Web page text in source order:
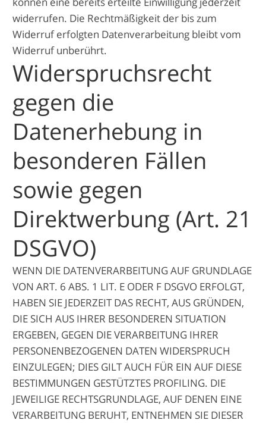
widerrufen. Die Rechtmäßigkeit der bis zum
Widerruf erfolgten Datenverarbeitung bleibt vom
Widerruf unberührt.
Widerspruchsrecht
gegen die
Datenerhebung in
besonderen Fällen
sowie gegen
Direktwerbung (Art. 21
DSGVO)
WENN DIE DATENVERARBEITUNG AUF GRUNDLAGE
VON ART. 6 ABS. 1 LIT. E ODER F DSGVO ERFOLGT,
HABEN SIE JEDERZEIT DAS RECHT, AUS GRÜNDEN,
DIE SICH AUS IHRER BESONDEREN SITUATION
ERGEBEN, GEGEN DIE VERARBEITUNG IHRER
PERSONENBEZOGENEN DATEN WIDERSPRUCH
EINZULEGEN; DIES GILT AUCH FÜR EIN AUF DIESE
BESTIMMUNGEN GESTÜTZTES PROFILING. DIE
JEWEILIGE RECHTSGRUNDLAGE, AUF DENEN EINE
VERARBEITUNG BERUHT, ENTNEHMEN SIE DIESER